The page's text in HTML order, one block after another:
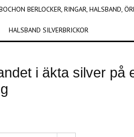
BERLOCKER, RINGAR, HALSBAND,
HALSBAND SILVERBRICKOR
i äkta silver på